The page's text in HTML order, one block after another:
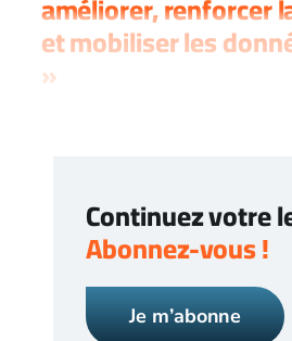
et mobiliser les
»
Continuez votre
Abonnez-vous !
Je m’abonne